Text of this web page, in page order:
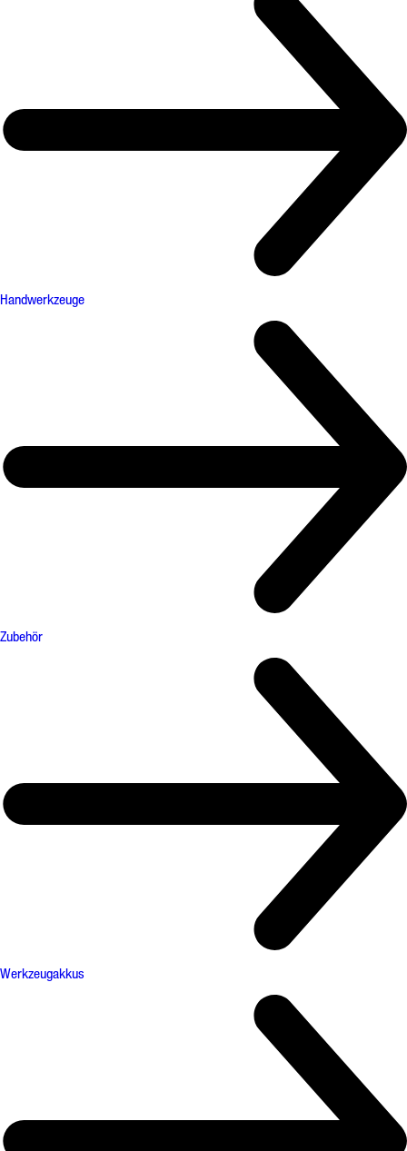
Handwerkzeuge
Zubehör
Werkzeugakkus